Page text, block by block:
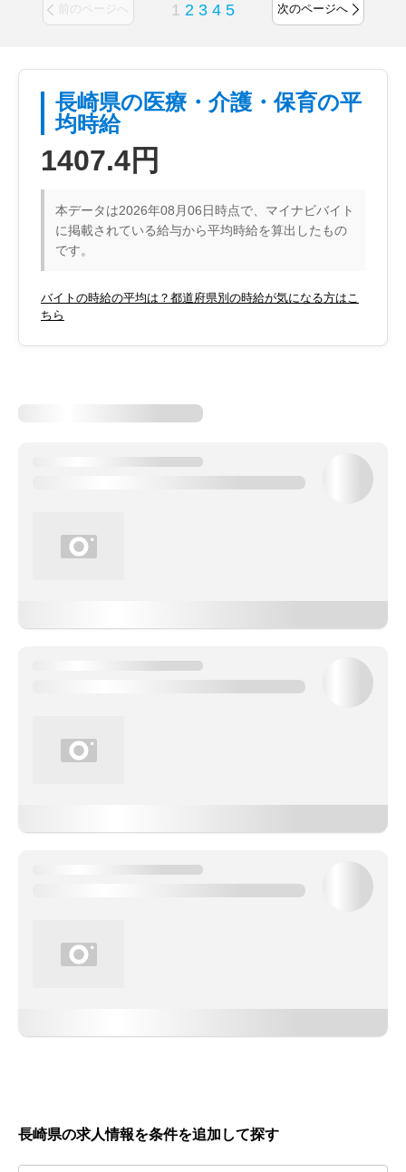
前のページへ 1 2 3 4 5 次のページへ
長崎県の医療・介護・保育の平
均時給
1407.4円
本データは2026年08月06日時点で、マイナビバイト
に掲載されている給与から平均時給を算出したもの
です。
バイトの時給の平均は？都道府県別の時給が気になる方はこ
ちら
長崎県の求人情報を条件を追加して探す